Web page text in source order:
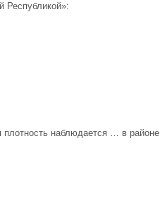
Республикой»:
наблюдается … в районе